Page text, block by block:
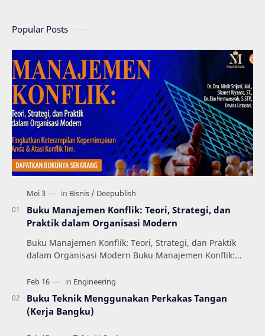
Popular Posts
Buku Manajemen Konflik: Teori, Strategi, dan
Praktik dalam Organisasi Modern
Buku Manajemen Konflik: Teori, Strategi, dan Praktik
dalam Organisasi Modern Buku Manajemen Konflik:
Buku Teknik Menggunakan Perkakas Tangan
(Kerja Bangku)